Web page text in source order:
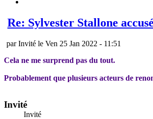
Re: Sylvester Stallone
par Invité le Ven 25 Jan 2022 - 11:51
Cela ne me surprend pas du tout.
Probablement que plusieurs acteurs de
Invité
Invité